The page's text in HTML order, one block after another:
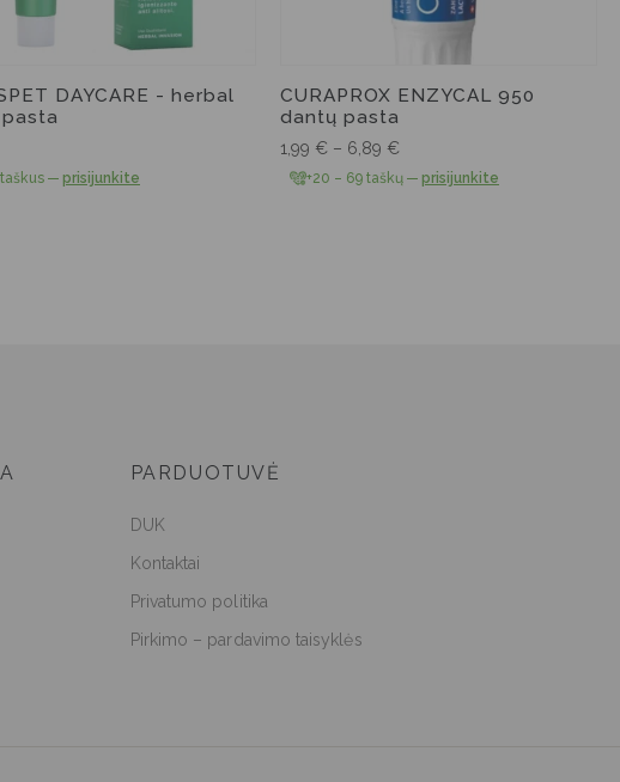
DAYCARE - herbal
— prisijunkite
CURAPROX ENZYCAL 950
dantų pasta
1,99 € – 6,89 €
+20 – 69 taškų — prisijunkite
PARDUOTUVĖ
DUK
Kontaktai
Privatumo politika
Pirkimo – pardavimo taisyklės